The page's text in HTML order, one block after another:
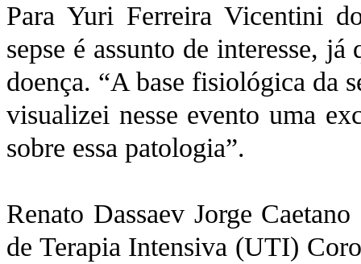
Para Yuri Ferreira Vicentini
sepse é assunto de interesse,
doença. “A base fisiológica da
visualizei nesse evento uma
sobre essa patologia”.
Renato Dassaev Jorge
de Terapia Intensiva (UTI)